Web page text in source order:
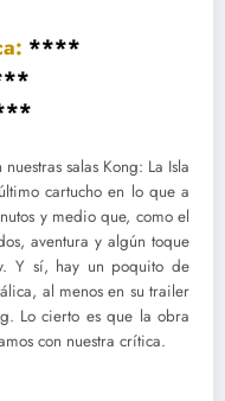
****
salas Kong: La Isla
cartucho en lo que a
y medio que, como el
aventura y algún toque
Y sí, hay un poquito de
al menos en su trailer
Lo cierto es que la obra
con nuestra crítica.